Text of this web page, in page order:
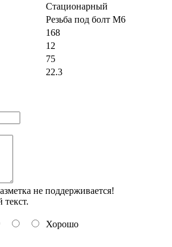
Стационарный
Резьба под болт М6
168
12
75
22.3
не поддерживается!
Хорошо